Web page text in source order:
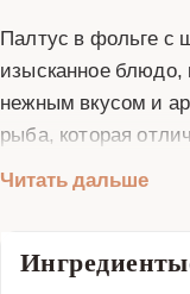
Палтус в фольге
изысканное блюдо,
нежным вкусом и
рыба, которая
все соки и
неповторимый
Читать дальше
Ингредиенты